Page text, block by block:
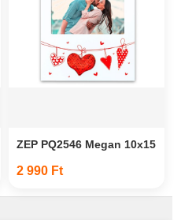
ZEP PQ2546 Megan 10x15
2 990 Ft